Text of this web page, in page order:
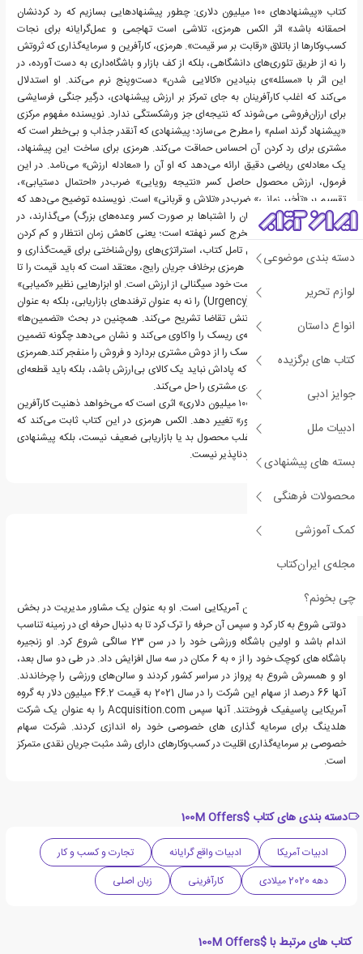
دسته بندی موضوعی
لوازم تحریر
انواع داستان
کتاب های برگزیده
جوایز ادبی
ادبیات ملل
بسته های پیشنهادی
محصولات فرهنگی
کمک آموزشی
مجله‌ی ایران‌کتاب
چی بخونم؟
کتاب «پیشنهادهای ۱۰۰ میلیون دلاری: چطور پیشنهادهایی بسازیم که رد کردنشان
احمقانه باشد» اثر الکس هرمزی، تلاشی است تهاجمی و عمل‌گرایانه برای نجات
کسب‌وکارها از باتلاق «رقابت بر سر قیمت». هرمزی، کارآفرین و سرمایه‌گذاری که ثروتش
را نه از طریق تئوری‌های دانشگاهی، بلکه از کف بازار و باشگاه‌داری به دست آورده، در
این اثر با «مسئله»ی بنیادین «کالایی شدن» دست‌وپنج نرم می‌کند. او استدلال
می‌کند که اغلب کارآفرینان به جای تمرکز بر ارزش پیشنهادی، درگیر جنگی فرسایشی
برای ارزان‌فروشی می‌شوند که نتیجه‌ای جز ورشکستگی ندارد. نویسنده مفهوم مرکزی
«پیشنهاد گرند اسلم» را مطرح می‌سازد؛ پیشنهادی که آنقدر جذاب و بی‌خطر است که
مشتری برای رد کردن آن احساس حماقت می‌کند. هرمزی برای ساخت این پیشنهاد،
یک معادله‌ی ریاضی دقیق ارائه می‌دهد که او آن را «معادله ارزش» می‌نامد. در این
فرمول، ارزش محصول حاصل کسر «نتیجه رویایی» ضرب‌در «احتمال دستیابی»،
تقسیم بر «تأخیر زمانی» ضرب‌در «تلاش و قربانی» است. نویسنده توضیح می‌دهد که
اغلب کسب‌وکارها تمرکزشان را اشتباها بر صورت کسر وعده‌های بزرگ) می‌گذارند، در
حالی که پول واقعی در مخرج کسر نهفته است؛ یعنی کاهش زمان انتظار و کم کردن
زحمت مشتری بخش قابل تامل کتاب، استراتژی‌های روان‌شناختی برای قیمت‌گذاری و
بسته‌بندی محصول است. هرمزی برخلاف جریان رایج، معتقد است که باید قیمت را تا
جای ممکن بالا برد، زیرا قیمت خود سیگنالی از ارزش است. او ابزارهایی نظیر «کمیابی»
(Scarcity) و «فوریت» (Urgency) را نه به عنوان ترفندهای بازاریابی، بلکه به عنوان
مکانیزم‌هایی برای ایجاد تنش تقاضا تشریح می‌کند. همچنین در بحث «تضمین‌ها»
(Guarantees)، او مسئله‌ی ریسک را واکاوی می‌کند و نشان می‌دهد چگونه تضمین
به مشتری، می‌تواند بار ریسک را از دوش مشتری بردارد و فروش را منفجر کند.همرمزی
همچنین توضیح می‌دهد که پاداش نباید یک کالای بی‌ارزش باشد، بلکه باید قطعه‌ای
از پازل باشد که مشکل بعدی مشتری را حل می‌کند.
در نهایت، «پیشنهادهای ۱۰۰ میلیون دلاری» اثری است که می‌خواهد ذهنیت کارآفرین
را از «فروشنده» به «مشاور» تغییر دهد. الکس هرمزی در این کتاب ثابت می‌کند که
مشکل اصلی نفروختن، اغلب محصول بد یا بازاریابی ضعیف نیست، بلکه پیشنهادی
است که به اندازه‌ی کافی ردناپذیر نیست.
درباره الکس هرمزی
الکس هرمزی یک کارآفرین آمریکایی است. او به عنوان یک مشاور مدیریت در بخش
دولتی شروع به کار کرد و سپس آن حرفه را ترک کرد تا به دنبال حرفه ای در زمینه تناسب
اندام باشد و اولین باشگاه ورزشی خود را در سن 23 سالگی شروع کرد. او زنجیره
باشگاه های کوچک خود را از 0 به 6 مکان در سه سال افزایش داد. در طی دو سال بعد،
او و همسرش شروع به پرواز در سراسر کشور کردند و سالن‌های ورزشی را چرخاندند.
آنها 66 درصد از سهام این شرکت را در سال 2021 به قیمت 46.2 میلیون دلار به گروه
آمریکایی پاسیفیک فروختند. آنها سپس Acquisition.com را به عنوان یک شرکت
هلدینگ برای سرمایه گذاری های خصوصی خود راه اندازی کردند. شرکت سهام
خصوصی بر سرمایه‌گذاری اقلیت در کسب‌وکارهای دارای رشد مثبت جریان نقدی متمرکز
است.
دسته بندی های کتاب $100M Offers
ادبیات آمریکا ادبیات واقع گرایانه
تجارت و کسب و کار
دهه 2020 میلادی
کارآفرینی زبان اصلی
کتاب های مرتبط با $100M Offers